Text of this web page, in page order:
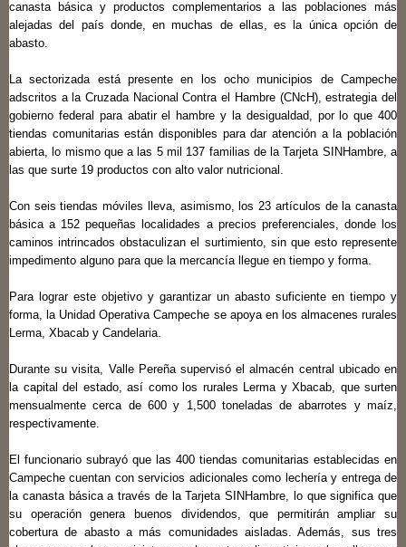
canasta básica y productos complementarios a las poblaciones más
alejadas del país donde, en muchas de ellas, es la única opción de
abasto.
La sectorizada está presente en los ocho municipios de Campeche
adscritos a la Cruzada Nacional Contra el Hambre (CNcH), estrategia del
gobierno federal para abatir el hambre y la desigualdad, por lo que 400
tiendas comunitarias están disponibles para dar atención a la población
abierta, lo mismo que a las 5 mil 137 familias de la Tarjeta SINHambre, a
las que surte 19 productos con alto valor nutricional.
Con seis tiendas móviles lleva, asimismo, los 23 artículos de la canasta
básica a 152 pequeñas localidades a precios preferenciales, donde los
caminos intrincados obstaculizan el surtimiento, sin que esto represente
impedimento alguno para que la mercancía llegue en tiempo y forma.
Para lograr este objetivo y garantizar un abasto suficiente en tiempo y
forma, la Unidad Operativa Campeche se apoya en los almacenes rurales
Lerma, Xbacab y Candelaria.
Durante su visita, Valle Pereña supervisó el almacén central ubicado en
la capital del estado, así como los rurales Lerma y Xbacab, que surten
mensualmente cerca de 600 y 1,500 toneladas de abarrotes y maíz,
respectivamente.
El funcionario subrayó que las 400 tiendas comunitarias establecidas en
Campeche cuentan con servicios adicionales como lechería y entrega de
la canasta básica a través de la Tarjeta SINHambre, lo que significa que
su operación genera buenos dividendos, que permitirán ampliar su
cobertura de abasto a más comunidades aisladas. Además, sus tres